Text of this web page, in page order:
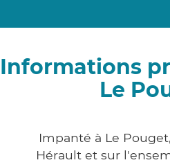
Informations
Le
Impanté à Le
Hérault et sur